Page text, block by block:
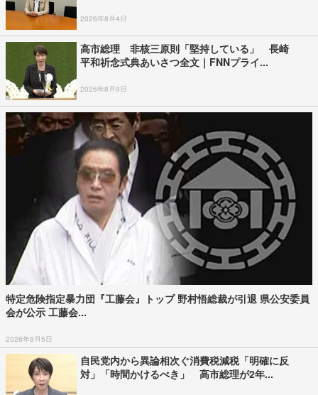
2026年8月4日
高市総理 非核三原則「堅持している」 長崎
平和祈念式典あいさつ全文｜FNNプライ...
2026年8月9日
特定危険指定暴力団『工藤会』トップ 野村悟総裁が引退 県公安委員
会が公示 工藤会...
2026年8月5日
自民党内から異論相次ぐ消費税減税「明確に反
対」「時間かけるべき」 高市総理が2年...